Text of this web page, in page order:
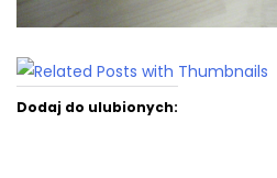
Dodaj do ulubionych: